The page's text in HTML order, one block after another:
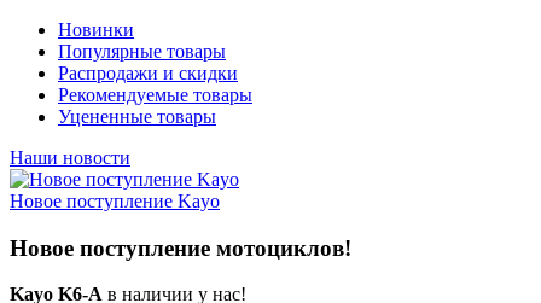
Новинки
Популярные товары
Распродажи и скидки
Рекомендуемые товары
Уцененные товары
Наши новости
Новое поступление Kayo
Новое поступление мотоциклов!
Kayo K6-A в наличии у нас!